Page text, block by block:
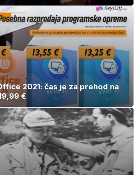
2021: čas je za prehod na
€